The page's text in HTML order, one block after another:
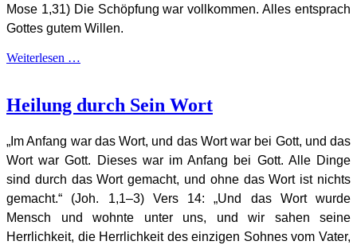
Mose 1,31) Die Schöpfung war vollkommen. Alles entsprach
Gottes gutem Willen.
Weiterlesen …
Heilung durch Sein Wort
„Im Anfang war das Wort, und das Wort war bei Gott, und das
Wort war Gott. Dieses war im Anfang bei Gott. Alle Dinge
sind durch das Wort gemacht, und ohne das Wort ist nichts
gemacht.“ (Joh. 1,1–3) Vers 14: „Und das Wort wurde
Mensch und wohnte unter uns, und wir sahen seine
Herrlichkeit, die Herrlichkeit des einzigen Sohnes vom Vater,